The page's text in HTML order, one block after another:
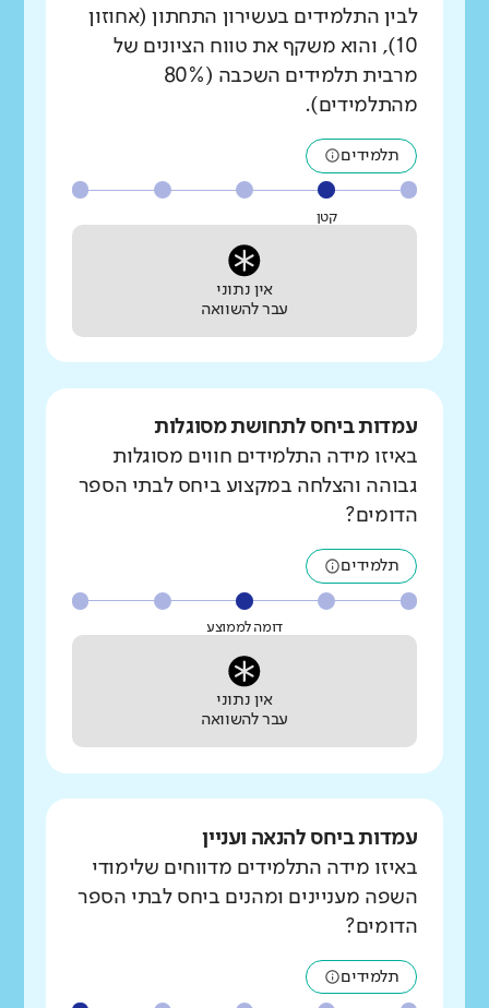
לבין התלמידים בעשירון התחתון (אחוזון
10), והוא משקף את טווח הציונים של
מרבית תלמידים השכבה (80%
מהתלמידים).
תלמידים
קטן
אין נתוני
עבר להשוואה
עמדות ביחס לתחושת מסוגלות
באיזו מידה התלמידים חווים מסוגלות
גבוהה והצלחה במקצוע ביחס לבתי הספר
הדומים?
תלמידים
דומה לממוצע
אין נתוני
עבר להשוואה
עמדות ביחס להנאה ועניין
באיזו מידה התלמידים מדווחים שלימודי
השפה מעניינים ומהנים ביחס לבתי הספר
הדומים?
תלמידים